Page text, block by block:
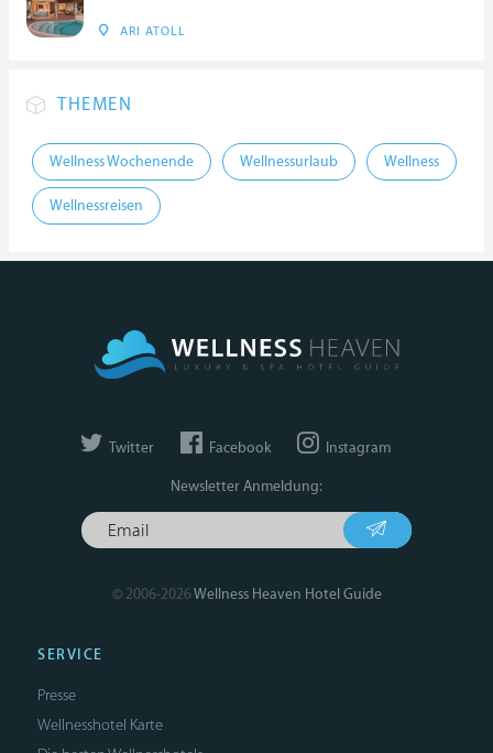
ARI ATOLL
THEMEN
Wellness Wochenende Wellnessurlaub Wellness
Wellnessreisen
Twitter Facebook Instagram
Newsletter Anmeldung:
© 2006-2026Wellness Heaven Hotel Guide
SERVICE
Presse
Wellnesshotel Karte